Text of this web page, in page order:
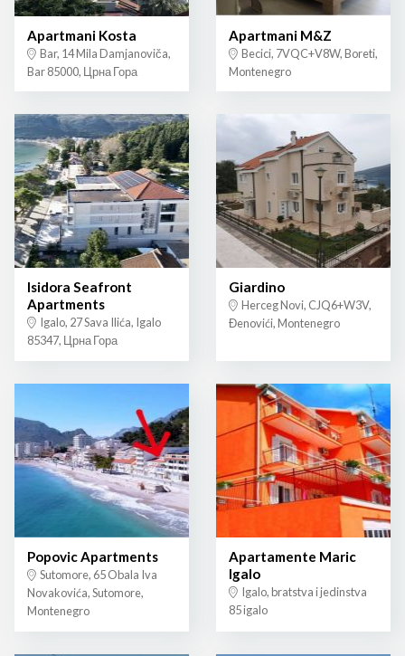
Apartmani Kosta
Bar, 14 Mila Damjanoviča,
Bar 85000, Црна Гора
Apartmani M&Z
Becici, 7VQC+V8W, Boreti,
Montenegro
Isidora Seafront
Apartments
Igalo, 27 Sava Ilića, Igalo
85347, Црна Гора
Giardino
Herceg Novi, CJQ6+W3V,
Đenovići, Montenegro
Popovic Apartments
Sutomore, 65 Obala Iva
Novakovića, Sutomore,
Montenegro
Apartamente Maric
Igalo
Igalo, bratstva i jedinstva
85 igalo